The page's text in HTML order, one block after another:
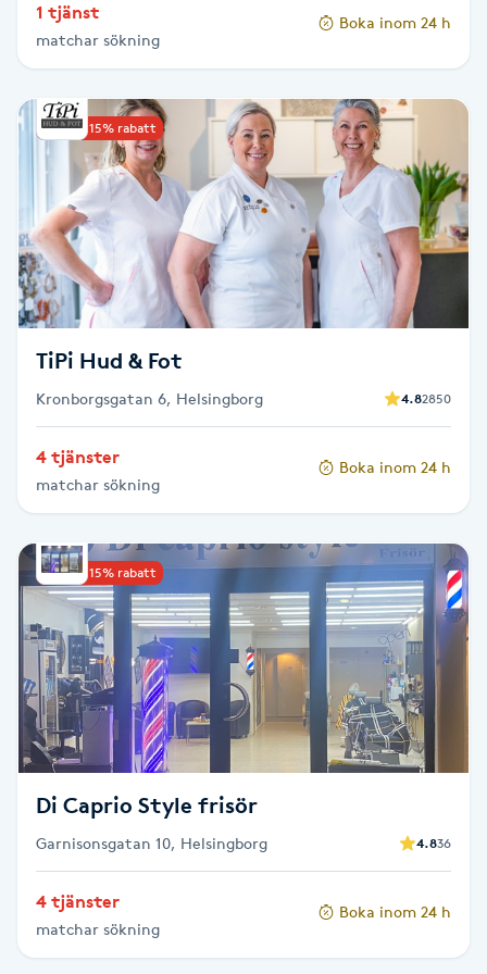
Hot Stone Massage
Hot yoga
Hudföryngring
Huduppstramning
Hudvård
Hyaluronsyra
Hårbottenbehandling
Hårförlängning
Hårvård
Hälsa
Hälsprickor
Idrottsmassage
IPL
1 tjänst
matchar sökning
Boka inom 24 h
Upp till 15% rabatt
TiPi Hud & Fot
Kronborgsgatan 6, Helsingborg 4.82850
4 tjänster
matchar sökning
Boka inom 24 h
Upp till 15% rabatt
Di Caprio Style frisör
Garnisonsgatan 10, Helsingborg 4.836
4 tjänster
matchar sökning
Boka inom 24 h